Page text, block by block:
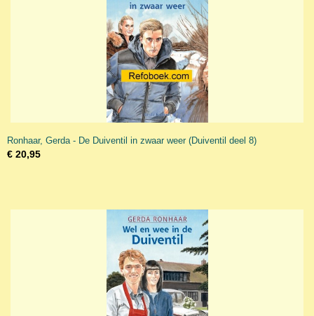
Ronhaar, Gerda - De Duiventil in zwaar weer (Duiventil deel 8)
€ 20,95